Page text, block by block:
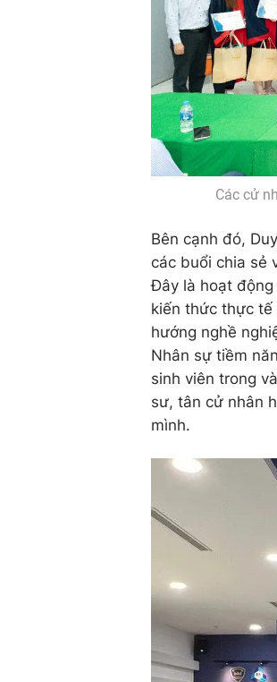
Các cử
Bên cạnh đó,
các buổi chia sẻ
Đây là hoạt
kiến thức thực tế
hướng nghề
Nhân sự tiềm
sinh viên trong
sư, tân cử nhân
mình.